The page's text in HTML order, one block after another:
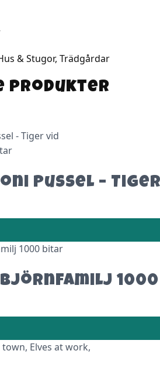
& Stugor, Trädgårdar
produkter
Pussel –
Björnfamilj